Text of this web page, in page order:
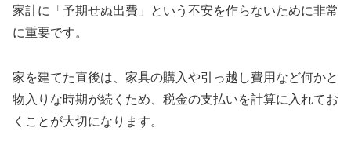
家計に「予期せぬ出費」という不安を作らないために非常
に重要です。
家を建てた直後は、家具の購入や引っ越し費用など何かと
物入りな時期が続くため、税金の支払いを計算に入れてお
くことが大切になります。